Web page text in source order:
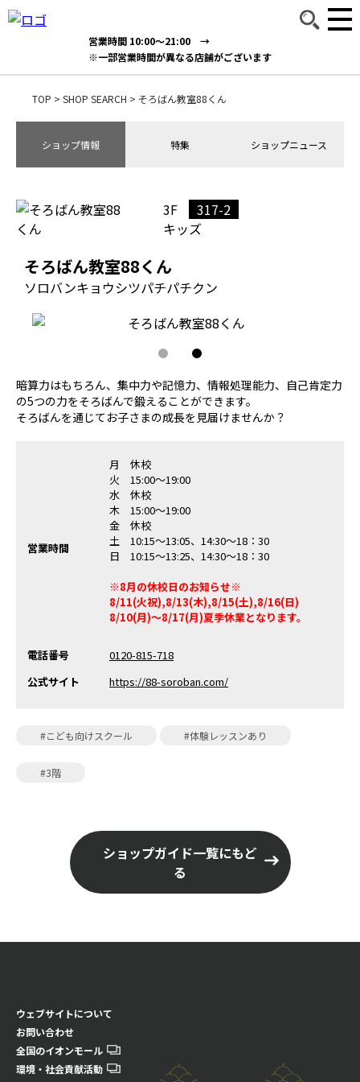
営業時間 10:00～21:00 →
※一部営業時間が異なる店舗がございます
TOP > SHOP SEARCH > そろばん教室88くん
ショップ情報 特集 ショップニュース
1 2
3F
317-2
キッズ
そろばん教室88くん
ソロバンキョウシツパチパチクン
暗算力はもちろん、集中力や記憶力、情報処理能力、自己肯定力
の5つの力をそろばんで鍛えることができます。
そろばんを通じてお子さまの成長を見届けませんか？
営業時間
月 休校
火 15:00～19:00
水 休校
木 15:00～19:00
金 休校
土 10:15～13:05、14:30～18：30
日 10:15～13:25、14:30～18：30
※8月の休校日のお知らせ※
8/11(火祝),8/13(木),8/15(土),8/16(日)
8/10(月)～8/17(月)夏季休業となります。
電話番号
0120-815-718
公式サイト
https://88-soroban.com/
#こども向けスクール #体験レッスンあり
#3階
ショップガイド一覧にもど
る
ウェブサイトについて
お問い合わせ
全国のイオンモール
環境・社会貢献活動